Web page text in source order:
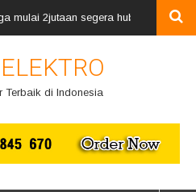
2jutaan segera hubungi kami via
ELEKTRO
Terbaik di Indonesia